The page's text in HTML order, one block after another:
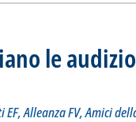
le
Alleanza FV, Amici